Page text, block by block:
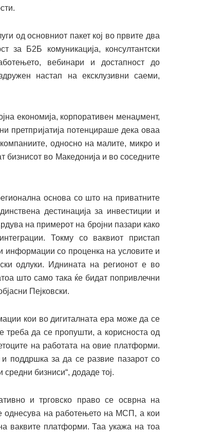
од основниот пакет кој во првите два
за Б2Б комуникација, консултантски
вебинари и достапност до
настап на ексклузивни саеми,
економија, корпоративен менаџмент,
претпријатија потенцираше дека оваа
односно на малите, микро и
бизнисот во Македонија и во соседните
основа со што на приватните
дестинација за инвестиции и
на примерот на бројни пазари како
Токму со ваквиот пристап
информации со проценка на условите и
одлуки. Иднината на регионот е во
што само така ќе бидат попривлечни
Пејковски.
кои во дигиталната ера може да се
да се пропушти, а корисноста од
на работата на овие платформи.
поддршка за да се развие пазарот со
бизниси“, додаде тој.
и трговско право се осврна на
однесува на работењето на МСП, а кои
ваквите платформи. Таа укажа на тоа